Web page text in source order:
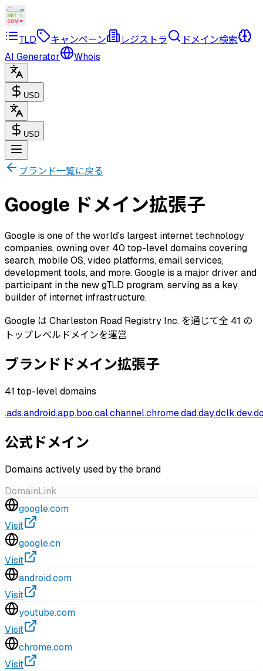
TLD キャンペーン レジストラ
ドメイン検索
AI Generator
Whois
USD
USD
ブランド一覧に戻る
Google ドメイン拡張子
Google is one of the world's largest internet technology
companies, owning over 40 top-level domains covering
search, mobile OS, video platforms, email services,
development tools, and more. Google is a major driver and
participant in the new gTLD program, serving as a key
builder of internet infrastructure.
Google は Charleston Road Registry Inc. を通じて全 41 の
トップレベルドメインを運営
ブランドドメイン拡張子
41 top-level domains
.ads.android.app.boo.cal.channel.chrome.dad.day.dclk.dev.
公式ドメイン
Domains actively used by the brand
DomainLink
google.com
Visit
google.cn
Visit
android.com
Visit
youtube.com
Visit
chrome.com
Visit